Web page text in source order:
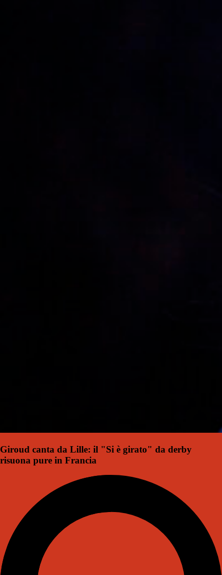
Giroud canta da Lille: il "Si è girato" da derby
risuona pure in Francia